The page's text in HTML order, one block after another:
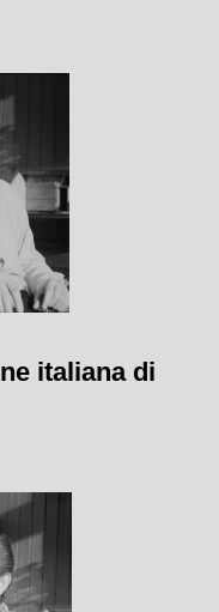
italiana di